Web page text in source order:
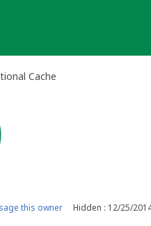
Cache
this owner Hidden : 12/25/